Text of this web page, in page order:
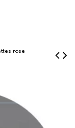
rose